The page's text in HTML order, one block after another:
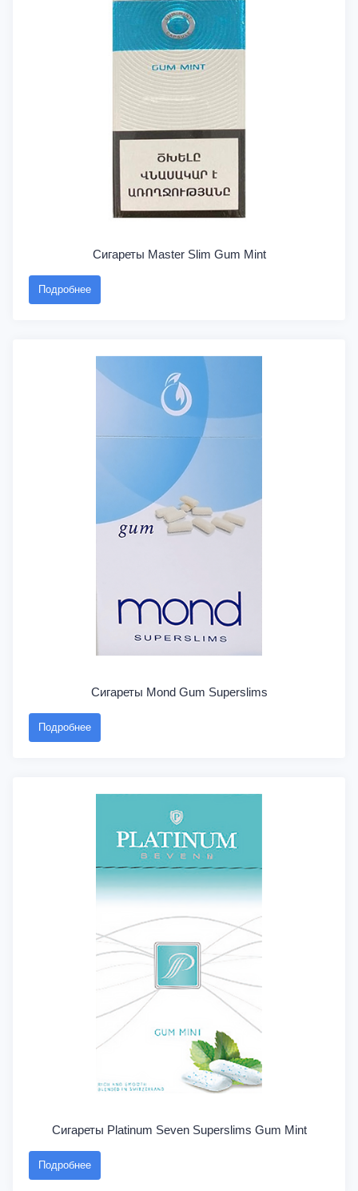
Сигареты Master Slim Gum Mint
Подробнее
Сигареты Mond Gum Superslims
Подробнее
Сигареты Platinum Seven Superslims Gum Mint
Подробнее